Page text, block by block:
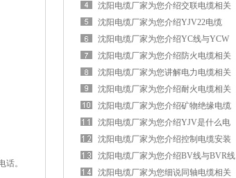
。
关知识
沈阳电缆厂家为您介绍交联电缆相关
知识
沈阳电缆厂家为您介绍YJV22电缆
沈阳电缆厂家为您介绍YC线与YCW
线的区别
沈阳电缆厂家为您介绍防火电缆相关
知识
沈阳电缆厂家为您讲解电力电缆相关
知识
沈阳电缆厂家为您介绍耐火电缆相关
知识
沈阳电缆厂家为您介绍矿物绝缘电缆
相关知识
沈阳电缆厂家为您介绍YJV是什么电
缆
沈阳电缆厂家为您介绍控制电缆安装
方法
沈阳电缆厂家为您介绍BV线与BVR线
的区别
沈阳电缆厂家为您细说同轴电缆相关